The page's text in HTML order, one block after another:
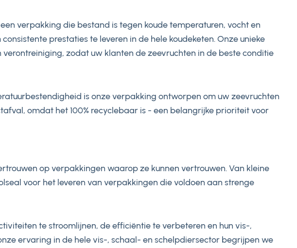
verpakking die bestand is tegen koude temperaturen, vocht en
prestaties te leveren in de hele koudeketen. Onze unieke
zodat uw klanten de zeevruchten in de beste conditie
is onze verpakking ontworpen om uw zeevruchten
omdat het 100% recyclebaar is - een belangrijke prioriteit voor
op verpakkingen waarop ze kunnen vertrouwen. Van kleine
voor het leveren van verpakkingen die voldoen aan strenge
te stroomlijnen, de efficiëntie te verbeteren en hun vis-,
ervaring in de hele vis-, schaal- en schelpdiersector begrijpen we